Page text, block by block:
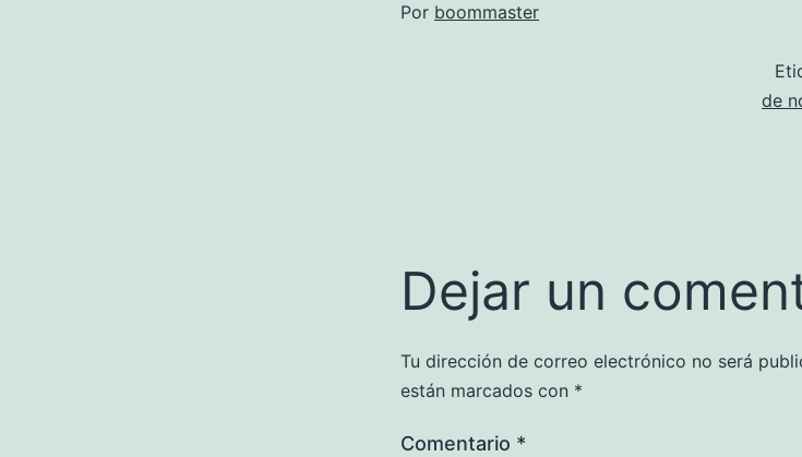
Por boommaster
de
Dejar un
Tu dirección de correo electrónico no será
están marcados con *
Comentario *